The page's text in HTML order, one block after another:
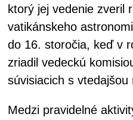
ktorý jej vedenie zveril
vatikánskeho
do 16. storočia, keď v
zriadil vedeckú
súvisiacich s
Medzi pravidelné